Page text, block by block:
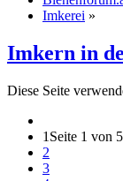
Imkerei »
Imkern in
Diese Seite
1 Seite 1 von 5
2
3